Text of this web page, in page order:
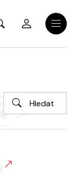
Menu